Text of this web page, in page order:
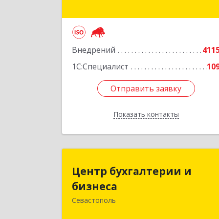
Внедрений
1С:Специалист
Отправить заявку
Показать контакты
Отправить заявку
Назад
Центр бухгалтерии и
бизнеса
Севастополь
Центр бухгалтерии и
бизнеса
299026, Севастополь г, Качинский туп,